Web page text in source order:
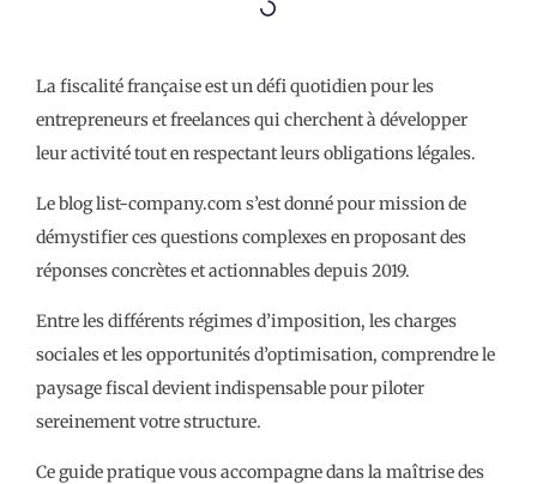
La fiscalité française est un défi quotidien pour les
entrepreneurs et freelances qui cherchent à développer
leur activité tout en respectant leurs obligations légales.
Le blog list-company.com s’est donné pour mission de
démystifier ces questions complexes en proposant des
réponses concrètes et actionnables depuis 2019.
Entre les différents régimes d’imposition, les charges
sociales et les opportunités d’optimisation, comprendre le
paysage fiscal devient indispensable pour piloter
sereinement votre structure.
Ce guide pratique vous accompagne dans la maîtrise des